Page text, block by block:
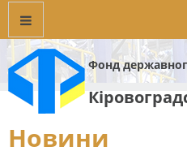
Фонд
Новини